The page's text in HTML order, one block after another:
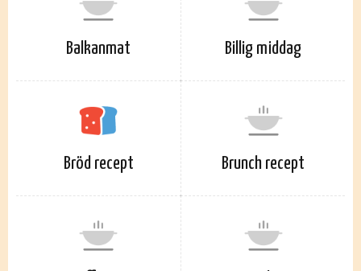
Balkanmat Billig middag
Bröd recept Brunch recept